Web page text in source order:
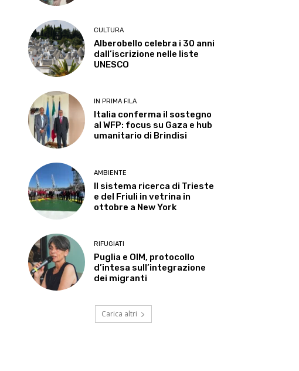
CULTURA
Alberobello celebra i 30 anni
dall’iscrizione nelle liste
UNESCO
IN PRIMA FILA
Italia conferma il sostegno
al WFP: focus su Gaza e hub
umanitario di Brindisi
AMBIENTE
Il sistema ricerca di Trieste
e del Friuli in vetrina in
ottobre a New York
RIFUGIATI
Puglia e OIM, protocollo
d’intesa sull’integrazione
dei migranti
Carica altri